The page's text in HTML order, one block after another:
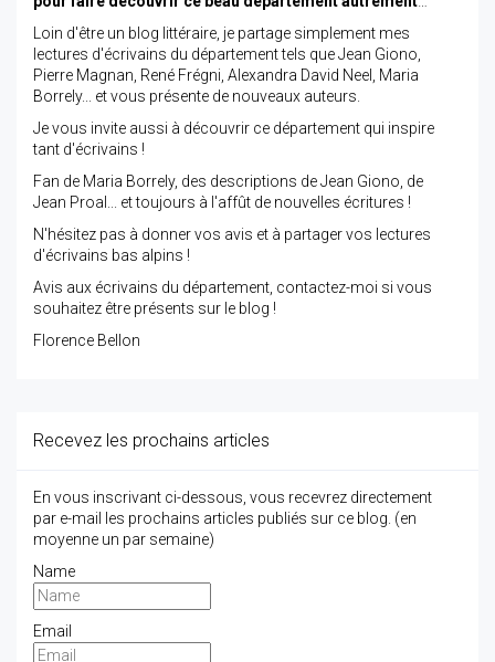
Loin d'être un blog littéraire, je partage simplement mes
lectures d'écrivains du département tels que Jean Giono,
Pierre Magnan, René Frégni, Alexandra David Neel, Maria
Borrely... et vous présente de nouveaux auteurs.
Je vous invite aussi à découvrir ce département qui inspire
tant d'écrivains !
Fan de Maria Borrely, des descriptions de Jean Giono, de
Jean Proal... et toujours à l'affût de nouvelles écritures !
N'hésitez pas à donner vos avis et à partager vos lectures
d'écrivains bas alpins !
Avis aux écrivains du département, contactez-moi si vous
souhaitez être présents sur le blog !
Florence Bellon
Recevez les prochains articles
En vous inscrivant ci-dessous, vous recevrez directement
par e-mail les prochains articles publiés sur ce blog. (en
moyenne un par semaine)
Name
Email